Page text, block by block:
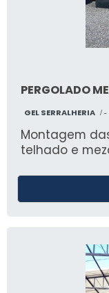
PERGOLADO
GEL SERRALHERIA / -
Montagem
telhado e